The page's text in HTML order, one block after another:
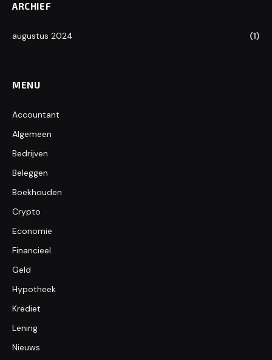
ARCHIEF
augustus 2024 (1)
MENU
Accountant
Algemeen
Bedrijven
Beleggen
Boekhouden
Crypto
Economie
Financieel
Geld
Hypotheek
Krediet
Lening
Nieuws